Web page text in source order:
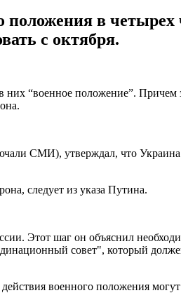
положения в четырех
с октября.
“военное положение”. Причем
СМИ), утверждал, что
следует из указа Путина.
Этот шаг он объяснил
совет", который
военного положения